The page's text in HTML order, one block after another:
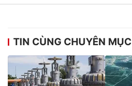
TIN CÙNG CHUYÊN MỤC